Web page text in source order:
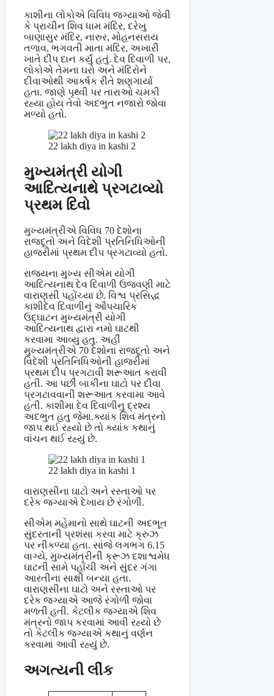
કાશીના લોકોએ વિવિધ જગ્યાઓ જેવી
કે પ્રાચીન શિવ ધામ મંદિર, દરેખુ
બાણાસુર મંદિર, નારુર, મોહનસરાય
તળાવ, ભગવતી માતા મંદિર, અખારી
ખાતે દીપ દાન કર્યું હતું. દેવ દિવાળી પર,
લોકોએ તેમના ઘરો અને મંદિરોને
દીવાઓથી આકર્ષક રીતે શણગાર્યા
હતા. જાણે પૃથ્વી પર તારાઓ ચમકી
રહ્યા હોય તેવો અદભુત નજારો જોવા
મળ્યો હતો.
22 lakh diya in kashi 2
મુખ્યમંત્રી યોગી
આદિત્યનાથે પ્રગટાવ્યો
પ્રથમ દિવો
મુખ્યમંત્રીએ વિવિધ 70 દેશોના
રાજદૂતો અને વિદેશી પ્રતિનિધિઓની
હાજરીમાં પ્રથમ દીપ પ્રગટાવ્યો હતો.
રાજ્યના મુખ્ય સીએમ યોગી
આદિત્યનાથ દેવ દિવાળી ઉજવણી માટે
વારાણસી પહોંચ્યા છે. વિશ્વ પ્રસિદ્ધ
કાશીદેવ દિવાળીનું ઔપચારિક
ઉદ્ઘાટન મુખ્યમંત્રી યોગી
આદિત્યનાથ દ્વારા નમો ઘાટથી
કરવામા આવ્યુ હતુ. અહીં
મુખ્યમંત્રીએ 70 દેશોના રાજદૂતો અને
વિદેશી પ્રતિનિધિઓની હાજરીમાં
પ્રથમ દીપ પ્રગટાવી શરૂઆત કરાવી
હતી. આ પછી બાકીના ઘાટો પર દીવા
પ્રગટાવવાની શરૂઆત કરવામા આવે
હતી. કાશીમા દેવ દિવાળીનુ દ્રશ્ય
અદભુત હતુ જેમા.ક્યાંક શિવ મંત્રનો
જાપ થઈ રહ્યો છે તો ક્યાંક કથાનું
વાંચન થઈ રહ્યું છે.
22 lakh diya in kashi 1
વારાણસીના ઘાટો અને રસ્તાઓ પર
દરેક જગ્યાએ દેખાય છે રંગોળી.
સીએમ મહેમાનો સાથે ઘાટની અદભૂત
સુંદરતાની પ્રશંસા કરવા માટે ક્રુઝ
પર નીકળ્યા હતા. સાંજે લગભગ 6.15
વાગ્યે, મુખ્યમંત્રીની ક્રૂઝ દશાશ્વમેધ
ઘાટની સામે પહોંચી અને સુંદર ગંગા
આરતીના સાક્ષી બન્યા હતા.
વારાણસીના ઘાટો અને રસ્તાઓ પર
દરેક જગ્યાએ આજે રંગોળી જોવા
મળતી હતી. કેટલીક જગ્યાએ શિવ
મંત્રનો જાપ કરવામાં આવી રહ્યો છે
તો કેટલીક જગ્યાએ કથાનું વર્ણન
કરવામાં આવી રહ્યું છે.
અગત્યની લીંક